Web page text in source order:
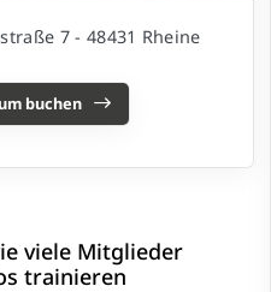
7 - 48431 Rheine
buchen
viele Mitglieder
trainieren